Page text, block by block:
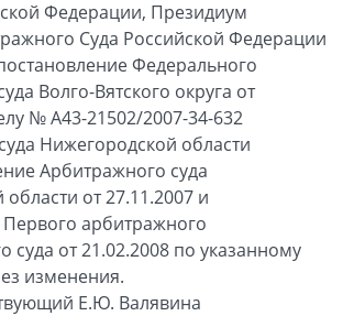
Федерации, Президиум
Суда Российской Федерации
Федерального
Волго-Вятского округа от
№ А43-21502/2007-34-632
Нижегородской области
Арбитражного суда
от 27.11.2007 и
арбитражного
суда от 21.02.2008 по указанному
изменения.
Е.Ю. Валявина